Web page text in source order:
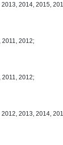
2014, 2015,
2011, 2012;
2011, 2012;
2013, 2014,